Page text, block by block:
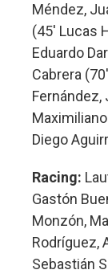
Méndez,
(45' Lucas
Eduardo
Cabrera
Fernández,
Diego
Racing:
Gastón
Monzón,
Rodríguez,
Sebastián